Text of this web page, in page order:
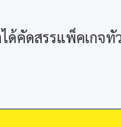
ได้คัดสรรแพ็คเกจ